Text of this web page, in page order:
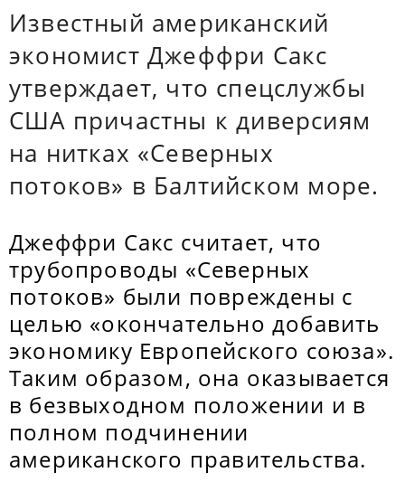
Известный американский
экономист Джеффри Сакс
утверждает, что спецслужбы
США причастны к диверсиям
на нитках «Северных
потоков» в Балтийском море.
Джеффри Сакс считает, что
трубопроводы «Северных
потоков» были повреждены с
целью «окончательно добавить
экономику Европейского союза».
Таким образом, она оказывается
в безвыходном положении и в
полном подчинении
американского правительства.